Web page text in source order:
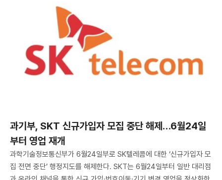
과기부, SKT 신규가입자 모집 중단 해제…6월24일
부터 영업 재개
과학기술정보통신부가 6월24일부로 SK텔레콤에 대한 ‘신규가입자 모
집 전면 중단’ 행정지도를 해제한다. SKT는 6월24일부터 일반 대리점